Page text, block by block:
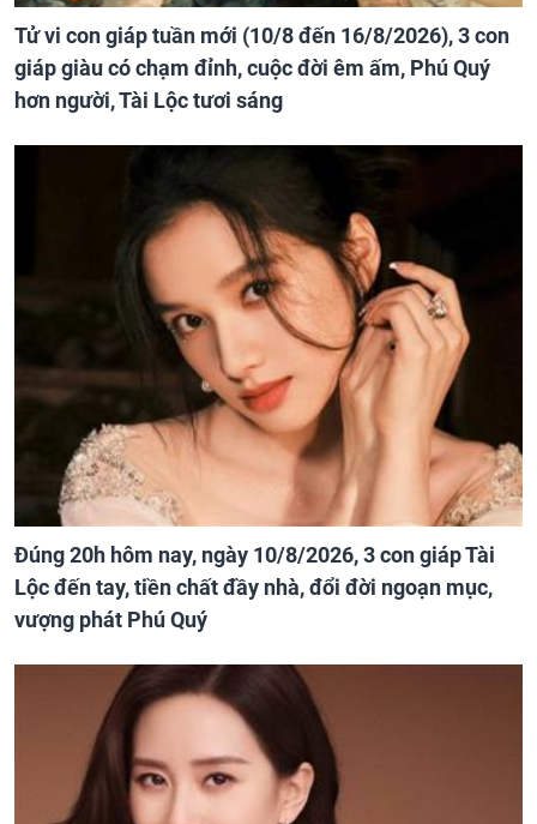
Tử vi con giáp tuần mới (10/8 đến 16/8/2026), 3 con
giáp giàu có chạm đỉnh, cuộc đời êm ấm, Phú Quý
hơn người, Tài Lộc tươi sáng
Đúng 20h hôm nay, ngày 10/8/2026, 3 con giáp Tài
Lộc đến tay, tiền chất đầy nhà, đổi đời ngoạn mục,
vượng phát Phú Quý